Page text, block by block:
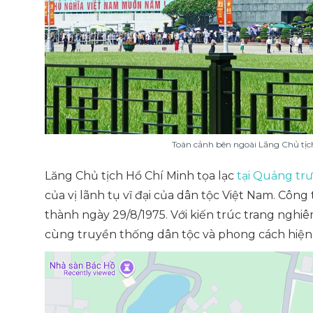
Toàn cảnh bên ngoài Lăng Chủ
Lăng Chủ tịch Hồ Chí Minh tọa lạc tại Quảng
của vị lãnh tụ vĩ đại của dân tộc Việt Nam.
thành ngày 29/8/1975. Với kiến trúc trang
cùng truyền thống dân tộc và phong cách hiện